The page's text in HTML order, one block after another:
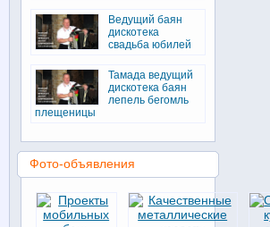
Ведущий баян
дискотека
свадьба юбилей
Тамада ведущий
дискотека баян
лепель бегомль
плещеницы
Фото-объявления